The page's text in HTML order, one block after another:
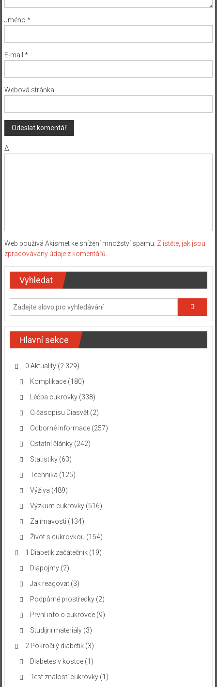
Jméno *
E-mail *
Webová stránka
Δ
Web používá Akismet ke snížení množství spamu. Zjistěte, jak jsou
zpracovávány údaje z komentářů.
Vyhledat
Hlavní sekce
0 Aktuality(2 329)
Komplikace(180)
Léčba cukrovky(338)
O časopisu Diasvět(2)
Odborné informace(257)
Ostatní články(242)
Statistiky(63)
Technika (125)
Výživa (489)
Výzkum cukrovky(516)
Zajímavosti (134)
Život s cukrovkou (154)
1 Diabetik začátečník(19)
Diapojmy(2)
Jak reagovat(3)
Podpůrné prostředky(2)
První info o cukrovce(9)
Studijní materiály(3)
2 Pokročilý diabetik(3)
Diabetes v kostce(1)
Test znalostí cukrovky(1)